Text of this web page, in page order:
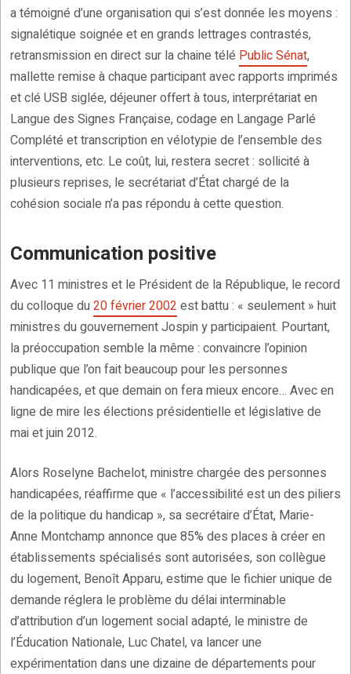
a témoigné d’une organisation qui s’est donnée les moyens :
signalétique soignée et en grands lettrages contrastés,
retransmission en direct sur la chaine télé Public Sénat,
mallette remise à chaque participant avec rapports imprimés
et clé USB siglée, déjeuner offert à tous, interprétariat en
Langue des Signes Française, codage en Langage Parlé
Complété et transcription en vélotypie de l’ensemble des
interventions, etc. Le coût, lui, restera secret : sollicité à
plusieurs reprises, le secrétariat d’État chargé de la
cohésion sociale n’a pas répondu à cette question.
Communication positive
Avec 11 ministres et le Président de la République, le record
du colloque du20 février 2002 est battu : « seulement » huit
ministres du gouvernement Jospin y participaient. Pourtant,
la préoccupation semble la même : convaincre l’opinion
publique que l’on fait beaucoup pour les personnes
handicapées, et que demain on fera mieux encore… Avec en
ligne de mire les élections présidentielle et législative de
mai et juin 2012.
Alors Roselyne Bachelot, ministre chargée des personnes
handicapées, réaffirme que « l’accessibilité est un des piliers
de la politique du handicap », sa secrétaire d’État, Marie-
Anne Montchamp annonce que 85% des places à créer en
établissements spécialisés sont autorisées, son collègue
du logement, Benoît Apparu, estime que le fichier unique de
demande réglera le problème du délai interminable
d’attribution d’un logement social adapté, le ministre de
l’Éducation Nationale, Luc Chatel, va lancer une
expérimentation dans une dizaine de départements pour